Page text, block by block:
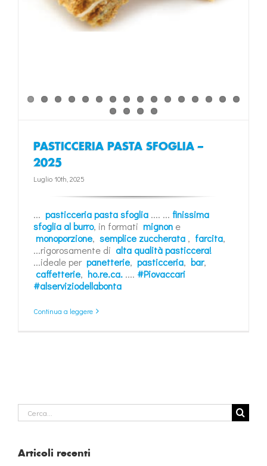
PASTICCERIA PASTA SFOGLIA –
2025
Luglio 10th, 2025
... pasticceria pasta sfoglia .... ... finissima
sfoglia al burro, in formati mignon e
monoporzione, semplice zuccherata , farcita,
...rigorosamente di alta qualità pasticcera!
...ideale per panetterie, pasticceria, bar,
caffetterie, ho.re.ca. .... #Piovaccari
#alserviziodellabonta
Continua a leggere
Cerca
per:
Articoli recenti